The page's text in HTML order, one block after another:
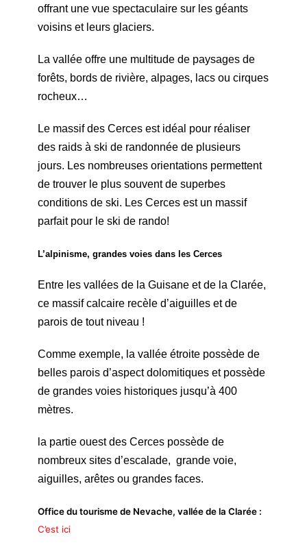
offrant une vue spectaculaire sur les géants
voisins et leurs glaciers.
La vallée offre une multitude de paysages de
forêts, bords de rivière, alpages, lacs ou cirques
rocheux…
Le massif des Cerces est idéal pour réaliser
des raids à ski de randonnée de plusieurs
jours. Les nombreuses orientations permettent
de trouver le plus souvent de superbes
conditions de ski. Les Cerces est un massif
parfait pour le ski de rando!
L’alpinisme, grandes voies dans les Cerces
Entre les vallées de la Guisane et de la Clarée,
ce massif calcaire recèle d’aiguilles et de
parois de tout niveau !
Comme exemple, la vallée étroite possède de
belles parois d’aspect dolomitiques et possède
de grandes voies historiques jusqu’à 400
mètres.
la partie ouest des Cerces possède de
nombreux sites d’escalade, grande voie,
aiguilles, arêtes ou grandes faces.
Office du tourisme de Nevache, vallée de la Clarée :
C’est ici